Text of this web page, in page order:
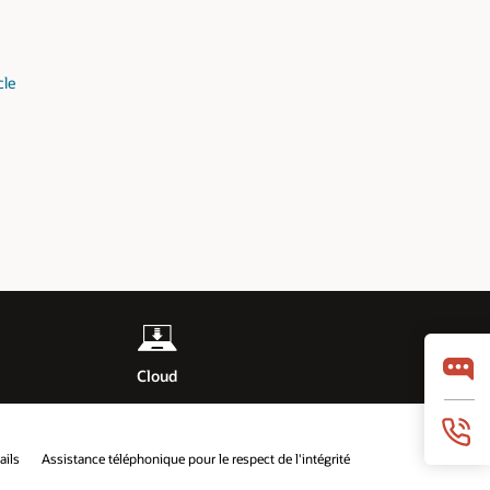
Cloud
Assistance téléphonique pour le respect de l'intégrité